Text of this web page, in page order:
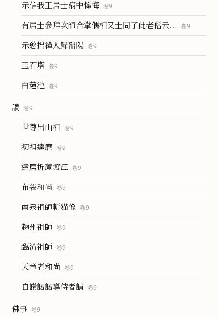
示信我王居士病中懺悔 卷9
有居士參拜次師合掌偶相又士問了此老僧云… 卷9
示憨拙禪人歸韶陽 卷9
玉石塔 卷9
白蓮池 卷9
讚 卷9
世尊出山相 卷9
初祖達磨 卷9
達磨折蘆渡江 卷9
布袋和尚 卷9
南泉祖師斬貓像 卷9
趙州祖師 卷9
臨濟祖師 卷9
天童老和尚 卷9
自讚諾諾導侍者請 卷9
佛事 卷9